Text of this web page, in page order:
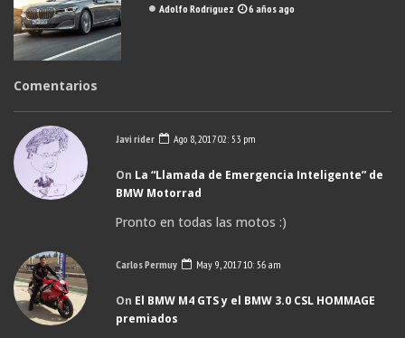
Adolfo Rodriguez 6 años ago
Comentarios
Javi rider Ago 8, 2017 02: 53 pm
On La “Llamada de Emergencia Inteligente” de
BMW Motorrad
Pronto en todas las motos :)
Carlos Permuy May 9, 2017 10: 56 am
On El BMW M4 GTS y el BMW 3.0 CSL HOMMAGE
premiados